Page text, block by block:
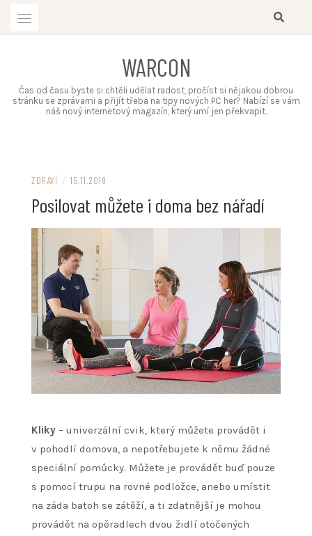
WARCON
Čas od času byste si chtěli udělat radost, pročíst si nějakou dobrou
stránku se zprávami a přijít třeba na tipy nových PC her? Nabízí se vám
náš nový internetový magazín, který umí jen překvapit.
ZDRAVÍ / 15.11.2018
Posilovat můžete i doma bez nářadí
Kliky – univerzální cvik, který můžete provádět i
v pohodlí domova, a nepotřebujete k němu žádné
speciální pomůcky. Můžete je provádět buď pouze
s pomocí trupu na rovné podložce, anebo umístit
na záda batoh se zátěží, a ti zdatnější je mohou
provádět na opěradlech dvou židlí otočených